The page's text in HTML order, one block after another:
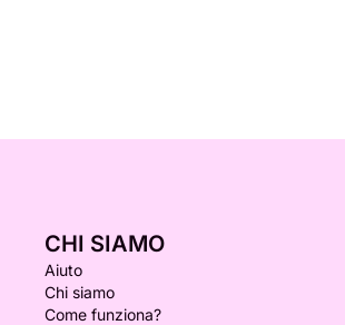
CHI SIAMO
Aiuto
Chi siamo
Come funziona?